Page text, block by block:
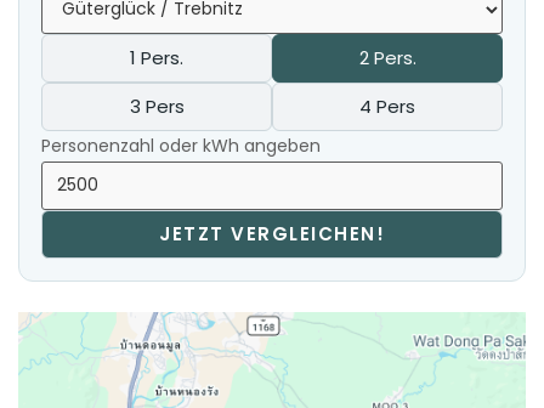
1 Pers.
2 Pers.
3 Pers
4 Pers
Personenzahl oder kWh angeben
JETZT VERGLEICHEN!